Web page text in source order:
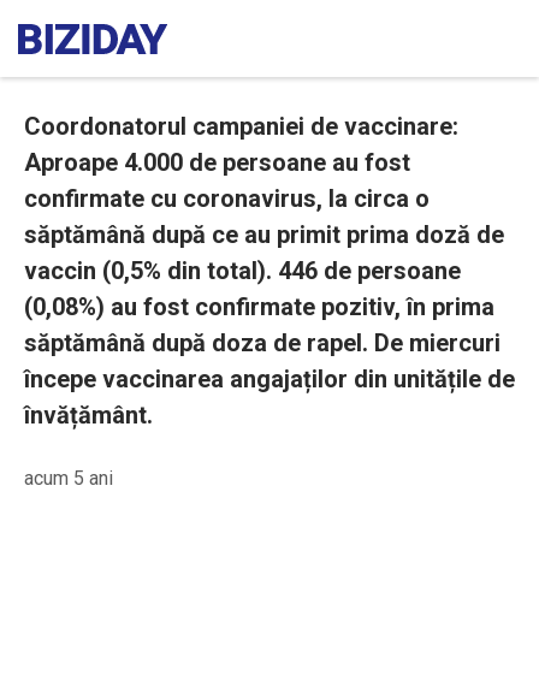
Coordonatorul campaniei de vaccinare:
Aproape 4.000 de persoane au fost
confirmate cu coronavirus, la circa o
săptămână după ce au primit prima doză de
vaccin (0,5% din total). 446 de persoane
(0,08%) au fost confirmate pozitiv, în prima
săptămână după doza de rapel. De miercuri
începe vaccinarea angajaților din unitățile de
învățământ.
acum 5 ani